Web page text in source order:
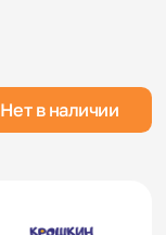
Нет в наличии